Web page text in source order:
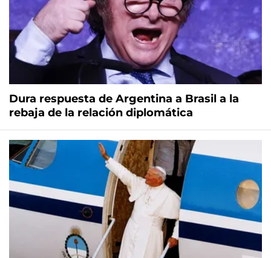
Dura respuesta de Argentina a Brasil a la
rebaja de la relación diplomática